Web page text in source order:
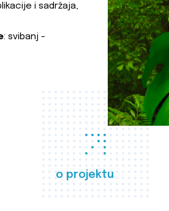
o projektu
i sadržaja,
: svibanj -